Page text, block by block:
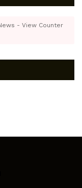
- View Counter